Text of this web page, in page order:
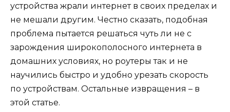
устройства жрали интернет в своих пределах и
не мешали другим. Честно сказать, подобная
проблема пытается решаться чуть ли не с
зарождения широкополосного интернета в
домашних условиях, но роутеры так и не
научились быстро и удобно урезать скорость
по устройствам. Остальные извращения – в
этой статье.